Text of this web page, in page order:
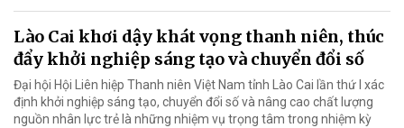
Lào Cai khơi dậy khát vọng thanh niên, thúc
đẩy khởi nghiệp sáng tạo và chuyển đổi số
Đại hội Hội Liên hiệp Thanh niên Việt Nam tỉnh Lào Cai lần thứ I xác
định khởi nghiệp sáng tạo, chuyển đổi số và nâng cao chất lượng
nguồn nhân lực trẻ là những nhiệm vụ trọng tâm trong nhiệm kỳ